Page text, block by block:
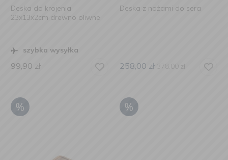
Deska do krojenia
23x13x2cm drewno oliwne
szybka wysyłka
99,90 zł
Deska z nożami do sera
258,00 zł 378,00zł